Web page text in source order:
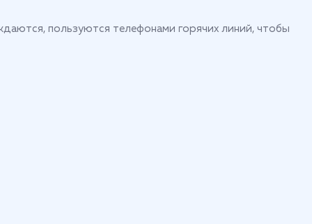
пользуются телефонами горячих линий, чтобы